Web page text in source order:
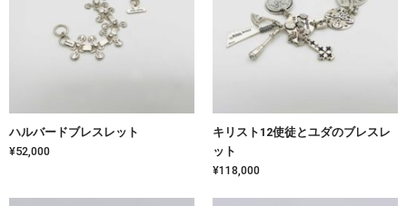
ハルバードブレスレット
¥52,000
キリスト12使徒とユダのブレスレ
ット
¥118,000